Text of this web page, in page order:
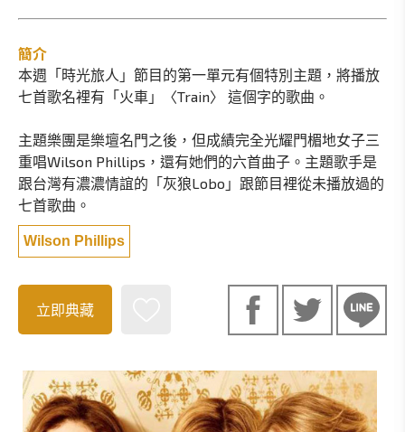
簡介
本週「時光旅人」節目的第一單元有個特別主題，將播放
七首歌名裡有「火車」〈Train〉 這個字的歌曲。
主題樂團是樂壇名門之後，但成績完全光耀門楣地女子三
重唱Wilson Phillips，還有她們的六首曲子。主題歌手是
跟台灣有濃濃情誼的「灰狼Lobo」跟節目裡從未播放過的
七首歌曲。
Wilson Phillips
立即典藏